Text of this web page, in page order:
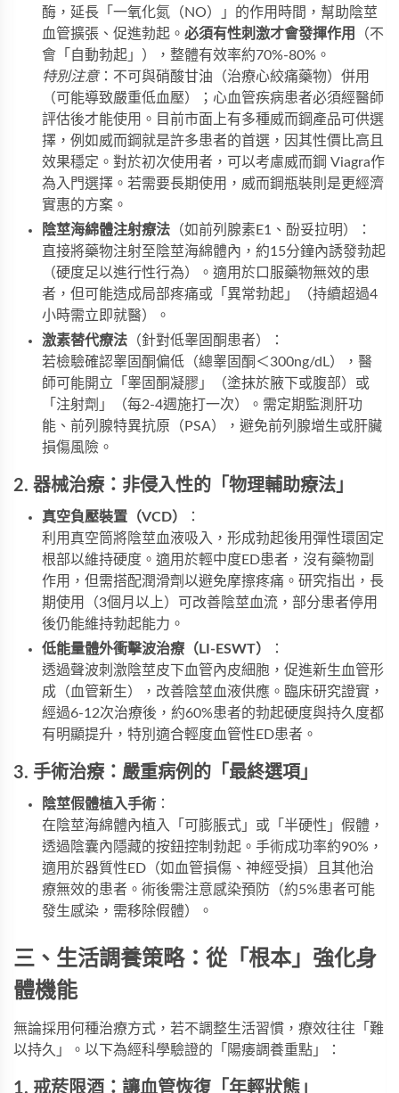
酶，延長「一氧化氮（NO）」的作用時間，幫助陰莖
血管擴張、促進勃起。​ 必須有性刺激才會發揮作用
​（不
會「自動勃起」），整體有效率約70%-80%。
特別注意：不可與硝酸甘油（治療心絞痛藥物）併用
（可能導致嚴重低血壓）；心血管疾病患者必須經醫師
評估後才能使用。目前市面上有多種威而鋼產品可供選
擇，例如威而鋼就是許多患者的首選，因其性價比高且
效果穩定。對於初次使用者，可以考慮威而鋼 Viagra作
為入門選擇。若需要長期使用， 威而鋼瓶裝則是更經濟
實惠的方案。
陰莖海綿體注射療法 ​（如前列腺素E1、酚妥拉明）：
直接將藥物注射至陰莖海綿體內，約15分鐘內誘發勃起
（硬度足以進行性行為）。適用於口服藥物無效的患
者，但可能造成局部疼痛或「異常勃起」（持續超過4
小時需立即就醫）。
激素替代療法 ​（針對低睾固酮患者）：
若檢驗確認睾固酮偏低（總睾固酮＜300ng/dL），醫
師可能開立「睾固酮凝膠」（塗抹於腋下或腹部）或
「注射劑」（每2-4週施打一次）。需定期監測肝功
能、前列腺特異抗原（PSA），避免前列腺增生或肝臟
損傷風險。
2. 器械治療：非侵入性的「物理輔助療法」
真空負壓裝置（VCD）​
​：
利用真空筒將陰莖血液吸入，形成勃起後用彈性環固定
根部以維持硬度。適用於輕中度ED患者，沒有藥物副
作用，但需搭配潤滑劑以避免摩擦疼痛。研究指出，長
期使用（3個月以上）可改善陰莖血流，部分患者停用
後仍能維持勃起能力。
低能量體外衝擊波治療（LI-ESWT）​
​：
透過聲波刺激陰莖皮下血管內皮細胞，促進新生血管形
成（血管新生），改善陰莖血液供應。臨床研究證實，
經過6-12次治療後，約60%患者的勃起硬度與持久度都
有明顯提升，特別適合輕度血管性ED患者。
3. 手術治療：嚴重病例的「最終選項」
陰莖假體植入手術 ​：
在陰莖海綿體內植入「可膨脹式」或「半硬性」假體，
透過陰囊內隱藏的按鈕控制勃起。手術成功率約90%，
適用於器質性ED（如血管損傷、神經受損）且其他治
療無效的患者。術後需注意感染預防（約5%患者可能
發生感染，需移除假體）。
三、生活調養策略：從「根本」強化身
體機能
無論採用何種治療方式，若不調整生活習慣，療效往往「難
以持久」。以下為經科學驗證的「陽痿調養重點」：
1. 戒菸限酒：讓血管恢復「年輕狀態」